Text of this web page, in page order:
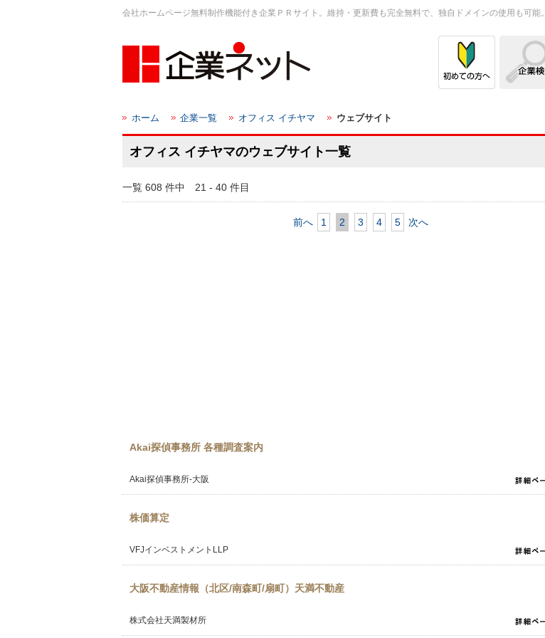
会社ホームページ無料制作機能付き企業ＰＲサイト。維持・更新費も完全無料で、独自ドメインの使用も可能。
ホーム 企業一覧 オフィス イチヤマ ウェブサイト
オフィス イチヤマのウェブサイト一覧
一覧 608 件中 21 - 40 件目
前へ 1 2 3 4 5 次へ
Akai探偵事務所 各種調査案内
Akai探偵事務所-大阪
株価算定
VFJインベストメントLLP
大阪不動産情報（北区/南森町/扇町）天満不動産
株式会社天満製材所